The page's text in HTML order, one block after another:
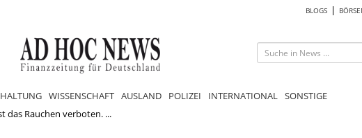
BLOGS
WISSENSCHAFT AUSLAND POLIZEI INTERNATIONAL SONSTIGE
das Rauchen verboten. ...